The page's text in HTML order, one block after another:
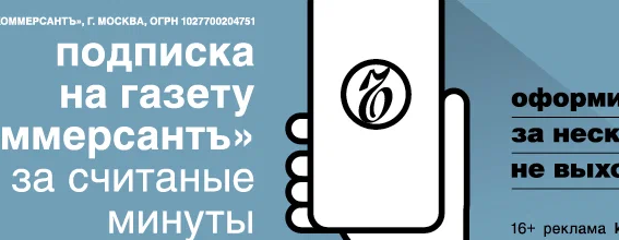
Реклама в «Ъ» www.kommersant.ru/ad